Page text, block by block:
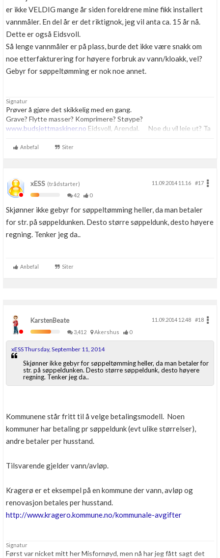
er ikke VELDIG mange år siden foreldrene mine fikk installert
vannmåler. En del år er det riktignok, jeg vil anta ca. 15 år nå.
Dette er også Eidsvoll.
Så lenge vannmåler er på plass, burde det ikke være snakk om
noe etterfakturering for høyere forbruk av vann/kloakk, vel?
Gebyr for søppeltømming er nok noe annet.
Signatur
Prøver å gjøre det skikkelig med en gang.
Grave? Flytte masser? Komprimere? Støype?
www.budsjettmaskiner.no Eidsvoll, Arendal. Noe du vil leie ut? Ta
Anbefal Siter
xESS (trådstarter) 11.09.2014 11.16
#17
42
0
Skjønner ikke gebyr for søppeltømming heller, da man betaler
for str. på søppeldunken. Desto større søppeldunk, desto høyere
regning. Tenker jeg da..
Anbefal Siter
KarstenBeate 11.09.2014 12.48
#18
3,412
Akershus 0
xESS Thursday, September 11, 2014
Skjønner ikke gebyr for søppeltømming heller, da man betaler for
str. på søppeldunken. Desto større søppeldunk, desto høyere
regning. Tenker jeg da..
Kommunene står fritt til å velge betalingsmodell. Noen
kommuner har betaling pr søppeldunk (evt ulike størrelser),
andre betaler per husstand.
Tilsvarende gjelder vann/avløp.
Kragerø er et eksempel på en kommune der vann, avløp og
renovasjon betales per husstand.
http://www.kragero.kommune.no/kommunale-avgifter
Signatur
Først var nicket mitt her Misfornøyd, men nå har jeg fått sagt det